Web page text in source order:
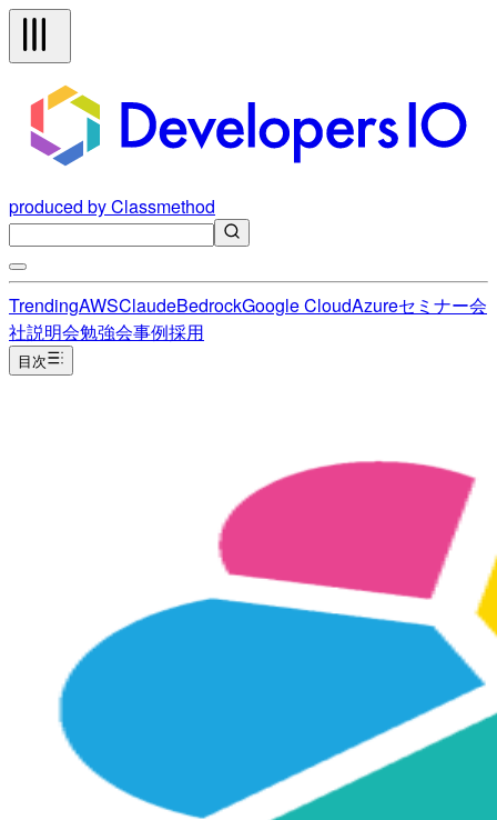
produced by Classmethod
TrendingAWSClaudeBedrockGoogle CloudAzureセミナー会
社説明会勉強会事例採用
目次